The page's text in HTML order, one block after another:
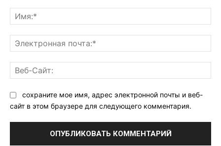
сохраните мое имя, адрес электронной почты и веб-
сайт в этом браузере для следующего комментария.